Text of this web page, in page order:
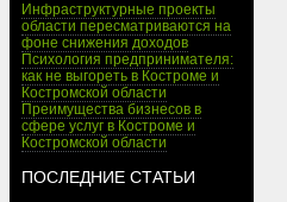
Инфраструктурные проекты
области пересматриваются на
фоне снижения доходов
Психология предпринимателя:
как не выгореть в Костроме и
Костромской области
Преимущества бизнесов в
сфере услуг в Костроме и
Костромской области
ПОСЛЕДНИЕ СТАТЬИ